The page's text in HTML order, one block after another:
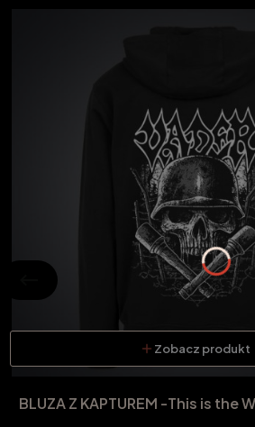
Zobacz produkt
BLUZA Z KAPTUREM -This is the